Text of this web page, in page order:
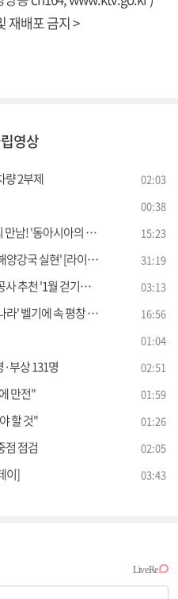
재배포 금지 >
영상
량 2부제 02:03
00:38
시아의 호랑이 미술展' 15:23
실현' [라이브 이슈] 31:19
걷기길' [문화 브리핑] 03:13
평창 열기 [세계 속 한국] 16:56
01:04
부상 131명 02:51
만전" 01:59
할 것" 01:26
점 점검 02:05
이] 03:43